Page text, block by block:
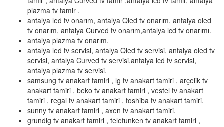
plazma tv tamir .
antalya led tv onarım, antalya Qled tv onarım, antalya oled
tv onarım, antalya Curved tv onarım,antalya lcd tv onarımı.
antalya plazma tv onarım.
antalya led tv servisi, antalya Qled tv servisi, antalya oled tv
servisi, antalya Curved tv servisi,antalya lcd tv servisi,
antalya plazma tv servisi.
samsung tv anakart tamiri , lg tv anakart tamiri , arçelik tv
anakart tamiri , beko tv anakart tamiri , vestel tv anakart
tamiri , regal tv anakart tamiri , toshiba tv anakart tamiri.
sunny tv anakart tamiri , axen tv anakart tamiri.
grundig tv anakart tamiri , telefunken tv anakart tamiri ,